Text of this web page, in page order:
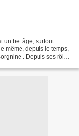
un bel âge, surtout
même, depuis le temps,
. Depuis ses rôles